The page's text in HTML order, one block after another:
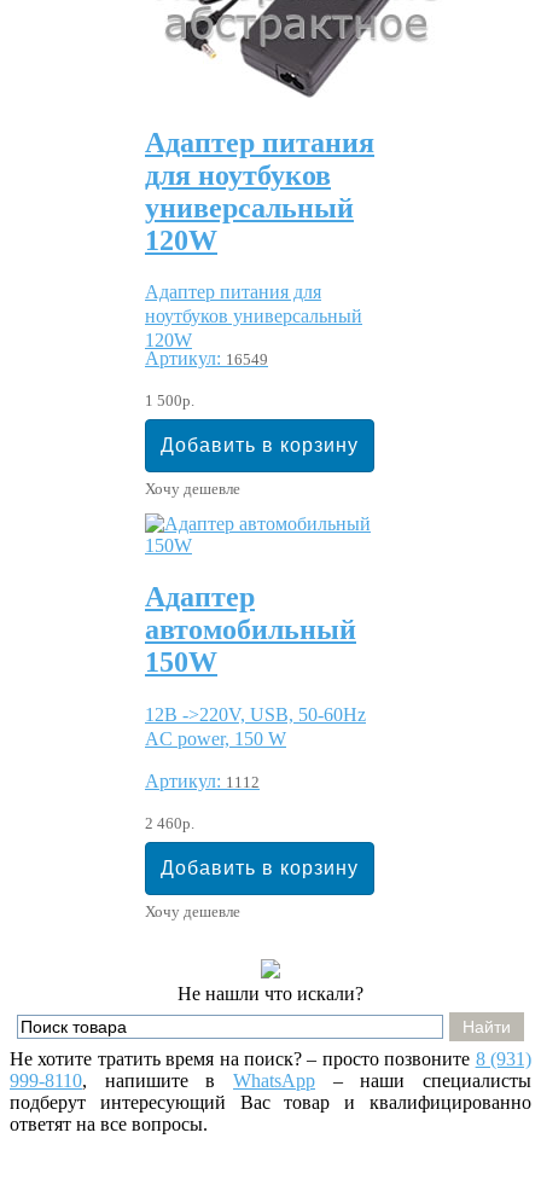
Адаптер питания
для ноутбуков
универсальный
120W
Адаптер питания для
ноутбуков универсальный
120W
Артикул: 16549
1 500р.
Хочу дешевле
Адаптер
автомобильный
150W
12В ->220V, USB, 50-60Hz
AC power, 150 W
Артикул: 1112
2 460р.
Хочу дешевле
Не нашли что искали?
Не хотите тратить время на поиск? – просто позвоните 8 (931)
999-8110, напишитевWhatsApp – наши специалисты
подберут интересующий Вас товар и квалифицированно
ответят на все вопросы.